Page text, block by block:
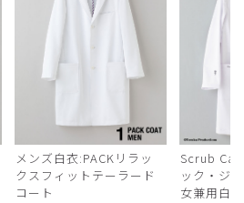
メンズ白衣:PACKリラッ
クスフィットテーラード
コート
Scrub
ック・ジ
女兼用白